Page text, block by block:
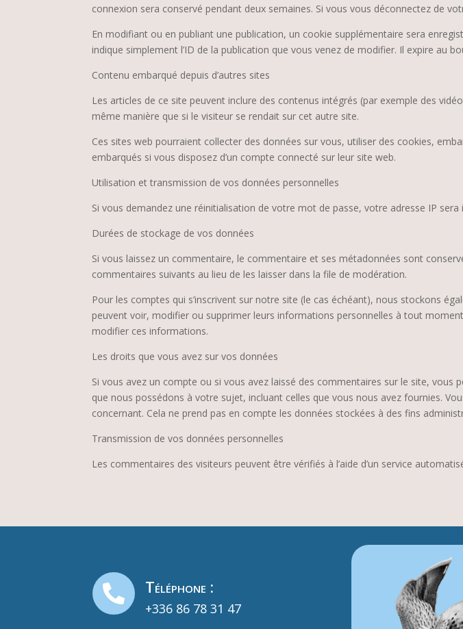
connexion sera conservé pendant deux semaines. Si vous vous déconnectez de
En modifiant ou en publiant une publication, un cookie supplémentaire sera
indique simplement l’ID de la publication que vous venez de modifier. Il expire au
Contenu embarqué depuis d’autres sites
Les articles de ce site peuvent inclure des contenus intégrés (par exemple des
même manière que si le visiteur se rendait sur cet autre site.
Ces sites web pourraient collecter des données sur vous, utiliser des cookies,
embarqués si vous disposez d’un compte connecté sur leur site web.
Utilisation et transmission de vos données personnelles
Si vous demandez une réinitialisation de votre mot de passe, votre adresse IP sera
Durées de stockage de vos données
Si vous laissez un commentaire, le commentaire et ses métadonnées sont
commentaires suivants au lieu de les laisser dans la file de modération.
Pour les comptes qui s’inscrivent sur notre site (le cas échéant), nous stockons
peuvent voir, modifier ou supprimer leurs informations personnelles à tout
modifier ces informations.
Les droits que vous avez sur vos données
Si vous avez un compte ou si vous avez laissé des commentaires sur le site,
que nous possédons à votre sujet, incluant celles que vous nous avez fournies.
concernant. Cela ne prend pas en compte les données stockées à des fins
Transmission de vos données personnelles
Les commentaires des visiteurs peuvent être vérifiés à l’aide d’un service
 Téléphone :
+336 86 78 31 47